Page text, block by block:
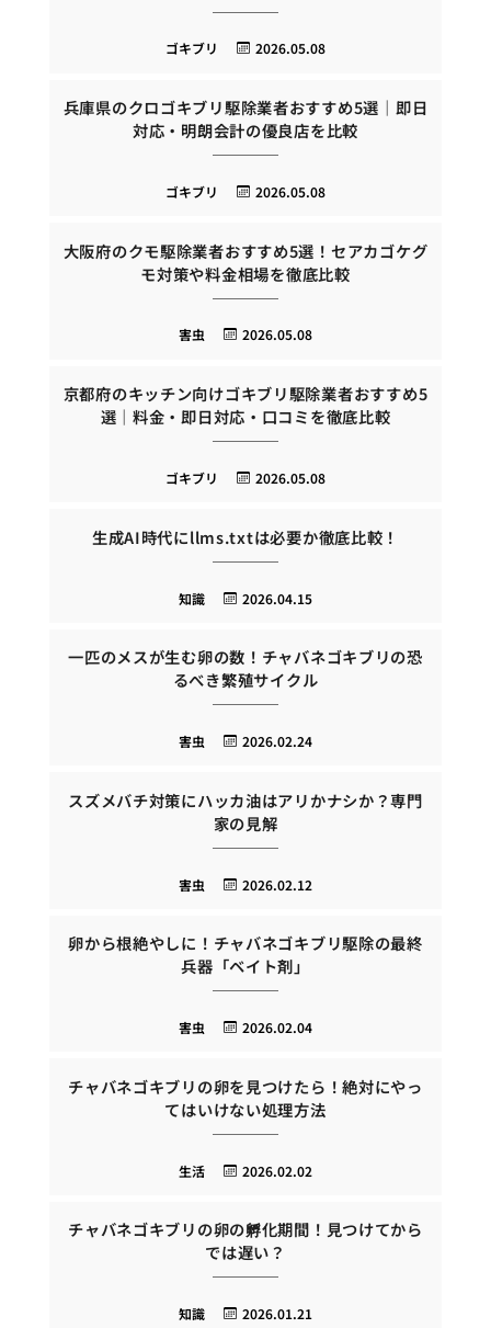
2026.05.08
ゴキブリ
兵庫県のクロゴキブリ駆除業者おすすめ5選｜即日
対応・明朗会計の優良店を比較
2026.05.08
ゴキブリ
大阪府のクモ駆除業者おすすめ5選！セアカゴケグ
モ対策や料金相場を徹底比較
2026.05.08
害虫
京都府のキッチン向けゴキブリ駆除業者おすすめ5
選｜料金・即日対応・口コミを徹底比較
2026.05.08
ゴキブリ
生成AI時代にllms.txtは必要か徹底比較！
2026.04.15
知識
一匹のメスが生む卵の数！チャバネゴキブリの恐
るべき繁殖サイクル
2026.02.24
害虫
スズメバチ対策にハッカ油はアリかナシか？専門
家の見解
2026.02.12
害虫
卵から根絶やしに！チャバネゴキブリ駆除の最終
兵器「ベイト剤」
2026.02.04
害虫
チャバネゴキブリの卵を見つけたら！絶対にやっ
てはいけない処理方法
2026.02.02
生活
チャバネゴキブリの卵の孵化期間！見つけてから
では遅い？
2026.01.21
知識